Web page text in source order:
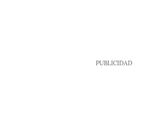
PUBLICIDAD